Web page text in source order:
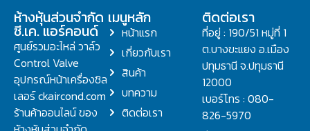
ห้างหุ้นส่วนจำกัด
ซี.เค. แอร์คอนด์
ศูนย์รวมอะไหล่ วาล์ว
Control Valve
อุปกรณ์หน้าเครื่องชิล
เลอร์ ckaircond.com
ร้านค้าออนไลน์ ของ
เมนูหลัก
หน้าแรก
เกี่ยวกับเรา
สินค้า
บทความ
ติดต่อเรา
ติดต่อเรา
ที่อยู่ : 190/51 หมู่ที่ 1
ต.บางขะแยง อ.เมือง
ปทุมธานี จ.ปทุมธานี
12000
เบอร์โทร : 080-
826-5970